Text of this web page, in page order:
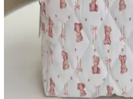
Kozmetik Çanta Seçimi ve
İpuçları: Pratik ve Dayanıklı
Seyahat ve günlük kullanım için ideal
boyut, malzeme ve tasarım önemli.
taşıma sağlayan modellerle bakım
Ecoform Organizer ile NS
Makyaj Çantası Karşılaştırması